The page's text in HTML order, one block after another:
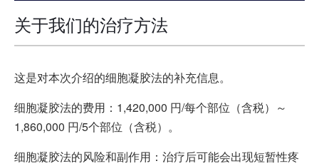
关于我们的治疗方法
这是对本次介绍的细胞凝胶法的补充信息。
细胞凝胶法的费用：1,420,000 円/每个部位（含税）～
1,860,000 円/5个部位（含税）。
细胞凝胶法的风险和副作用：治疗后可能会出现短暂性疼